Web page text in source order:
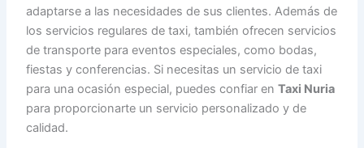
adaptarse a las necesidades de sus clientes. Además de
los servicios regulares de taxi, también ofrecen servicios
de transporte para eventos especiales, como bodas,
fiestas y conferencias. Si necesitas un servicio de taxi
para una ocasión especial, puedes confiar enTaxi Nuria
para proporcionarte un servicio personalizado y de
calidad.